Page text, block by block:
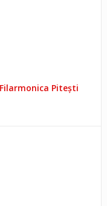
Pitești